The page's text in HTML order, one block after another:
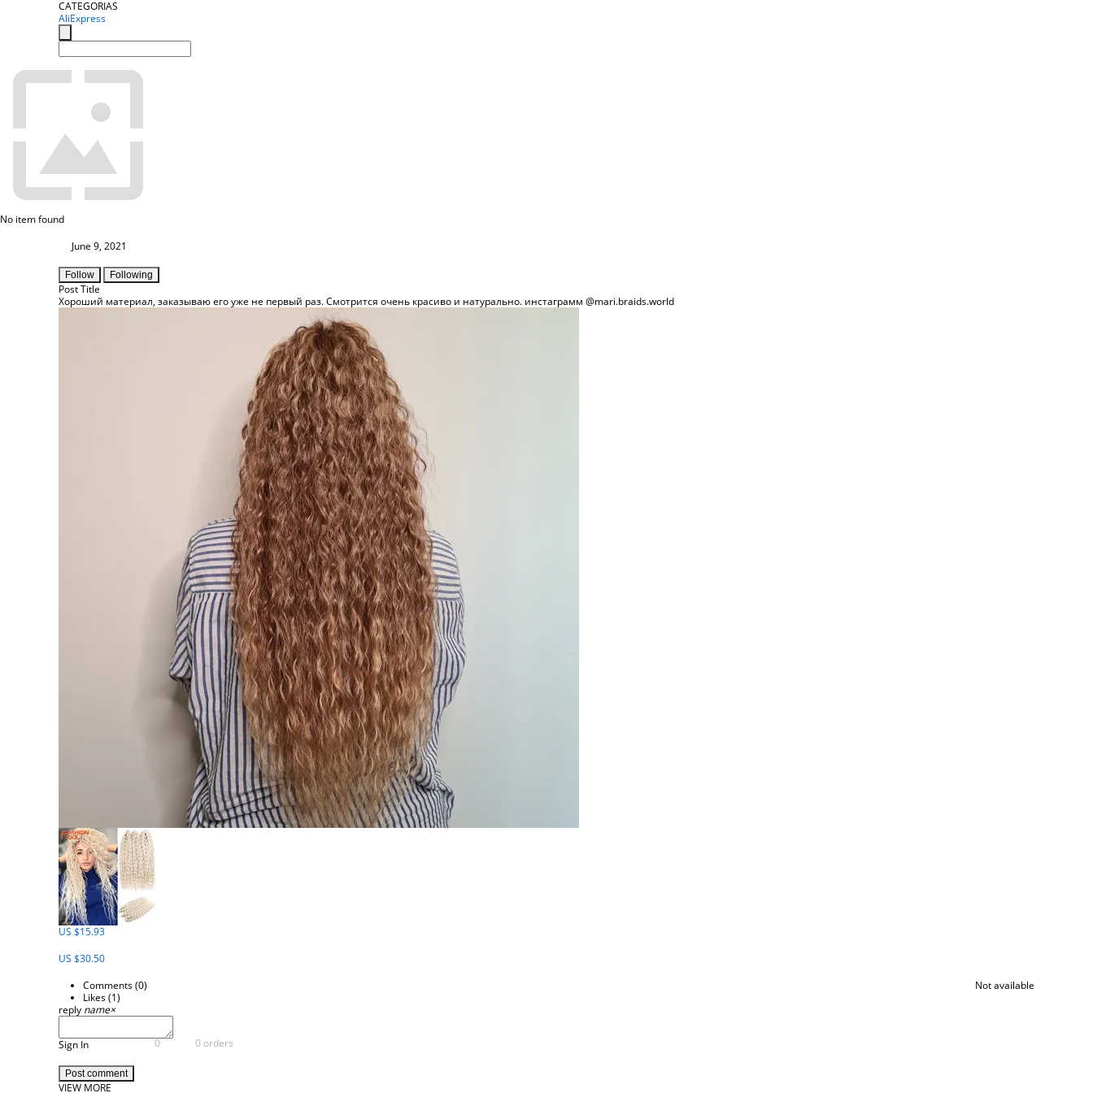
CATEGORIAS
AliExpress
No item found
June 9, 2021
Follow Following
Post Title
Хороший материал, заказываю его уже не первый раз. Смотрится очень красиво и натурально. инстаграмм @mari.braids.world
US $15.93
US $30.50
Not available
0 0 orders
Comments (0)
Likes (1)
reply name×
Sign In
Post comment
VIEW MORE